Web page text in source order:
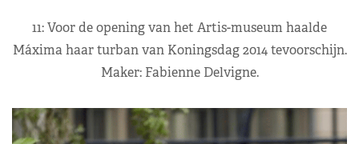
11: Voor de opening van het Artis-museum haalde
Máxima haar turban van Koningsdag 2014 tevoorschijn.
Maker: Fabienne Delvigne.